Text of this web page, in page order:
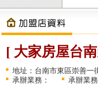
[ 大家房屋台
地址：台南市東區崇善一
承辦業務：
承辦業